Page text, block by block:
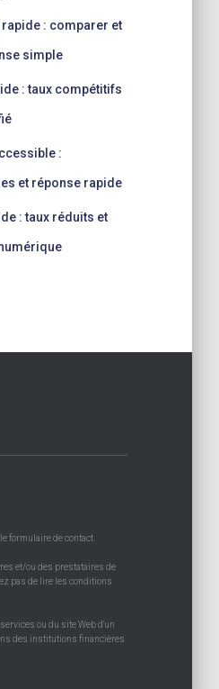
: comparer et
simple
: taux compétitifs
:
et réponse rapide
: taux réduits et
formulaire de contact.
et/ou des prestataires de
pas de lire les conditions
ou du site Web d'un
des institutions financières